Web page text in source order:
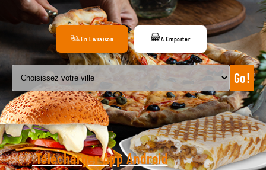
NOTRE RESTAURANT
VOS AVIS
MENTIONS LÉGALES
En Livraison A Emporter
Go!
Télécharger App Android